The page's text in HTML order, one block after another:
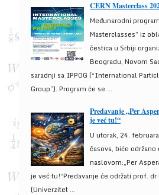
CERN Masterclass
Međunarodni
Masterclasses” iz
čestica u Srbiji
Beogradu, Novom
saradnji sa IPPOG (“International
Group”). Program će se ...
Predavanje „Per
je već tu!“
U utorak, 24.
časova, biće
naslovom:„Per
je već tu!“Predavanje će održati prof.
(Univerzitet ...